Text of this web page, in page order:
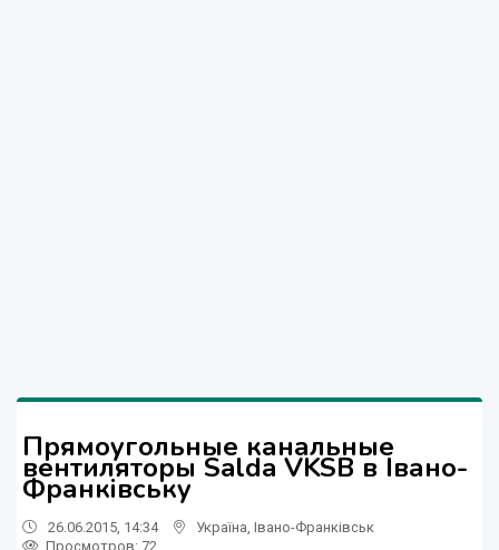
Прямоугольные канальные
вентиляторы Salda VKSB в Івано-
Франківську
26.06.2015, 14:34 Україна Івано-Франківськ
Просмотров: 72